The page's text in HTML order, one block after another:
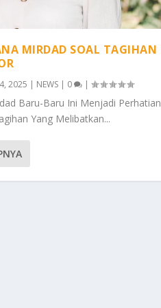
MIRDAD SOAL TAGIHAN
2025 | NEWS | 0 |
Baru-Baru Ini Menjadi Perhatian
Yang Melibatkan...